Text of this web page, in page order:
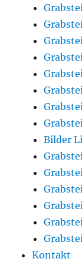
Bilder
Kontakt